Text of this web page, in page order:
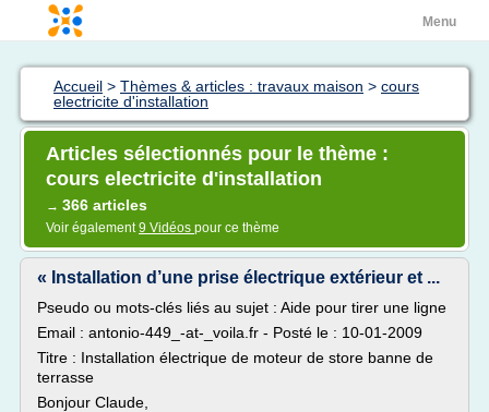
Menu
Accueil > Thèmes & articles : travaux maison > cours
electricite d'installation
Articles sélectionnés pour le thème :
cours electricite d'installation
→ 366 articles
Voir également9 Vidéos pour ce thème
« Installation d’une prise électrique extérieur et ...
Pseudo ou mots-clés liés au sujet : Aide pour tirer une ligne
Email : antonio-449_-at-_voila.fr - Posté le : 10-01-2009
Titre : Installation électrique de moteur de store banne de
terrasse
Bonjour Claude,